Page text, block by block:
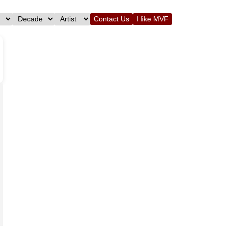
Contact Us I like MVF